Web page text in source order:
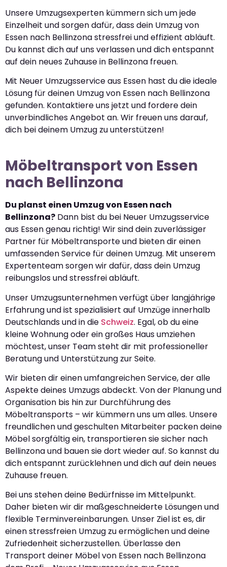
Unsere Umzugsexperten kümmern sich um jede
Einzelheit und sorgen dafür, dass dein Umzug von
Essen nach Bellinzona stressfrei und effizient abläuft.
Du kannst dich auf uns verlassen und dich entspannt
auf dein neues Zuhause in Bellinzona freuen.
Mit Neuer Umzugsservice aus Essen hast du die ideale
Lösung für deinen Umzug von Essen nach Bellinzona
gefunden. Kontaktiere uns jetzt und fordere dein
unverbindliches Angebot an. Wir freuen uns darauf,
dich bei deinem Umzug zu unterstützen!
Möbeltransport von Essen
nach Bellinzona
Du planst einen Umzug von Essen nach
Bellinzona? Dann bist du bei Neuer Umzugsservice
aus Essen genau richtig! Wir sind dein zuverlässiger
Partner für Möbeltransporte und bieten dir einen
umfassenden Service für deinen Umzug. Mit unserem
Expertenteam sorgen wir dafür, dass dein Umzug
reibungslos und stressfrei abläuft.
Unser Umzugsunternehmen verfügt über langjährige
Erfahrung und ist spezialisiert auf Umzüge innerhalb
Deutschlands und in die Schweiz. Egal, ob du eine
kleine Wohnung oder ein großes Haus umziehen
möchtest, unser Team steht dir mit professioneller
Beratung und Unterstützung zur Seite.
Wir bieten dir einen umfangreichen Service, der alle
Aspekte deines Umzugs abdeckt. Von der Planung und
Organisation bis hin zur Durchführung des
Möbeltransports – wir kümmern uns um alles. Unsere
freundlichen und geschulten Mitarbeiter packen deine
Möbel sorgfältig ein, transportieren sie sicher nach
Bellinzona und bauen sie dort wieder auf. So kannst du
dich entspannt zurücklehnen und dich auf dein neues
Zuhause freuen.
Bei uns stehen deine Bedürfnisse im Mittelpunkt.
Daher bieten wir dir maßgeschneiderte Lösungen und
flexible Terminvereinbarungen. Unser Ziel ist es, dir
einen stressfreien Umzug zu ermöglichen und deine
Zufriedenheit sicherzustellen. Überlasse den
Transport deiner Möbel von Essen nach Bellinzona